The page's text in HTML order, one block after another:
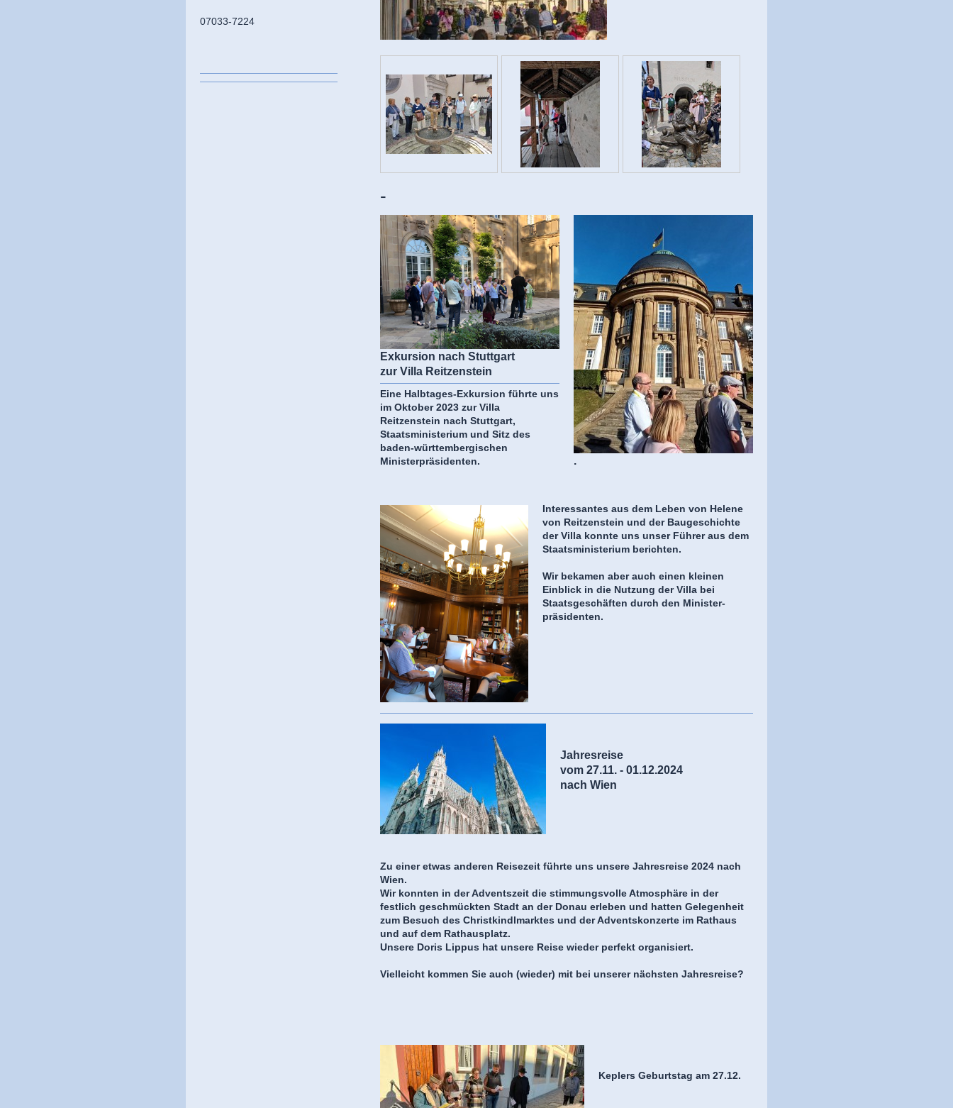
-
Exkursion nach Stuttgart
zur Villa Reitzenstein
Eine Halbtages-Exkursion führte uns
im Oktober 2023 zur Villa
Reitzenstein nach Stuttgart,
Staatsministerium und Sitz des
baden-württembergischen
Ministerpräsidenten.
.
Interessantes aus dem Leben von Helene
von Reitzenstein und der Baugeschichte
der Villa konnte uns unser Führer aus dem
Staatsministerium berichten.
Wir bekamen aber auch einen kleinen
Einblick in die Nutzung der Villa bei
Staatsgeschäften durch den Minister-
präsidenten.
Jahresreise
vom 27.11. - 01.12.2024
nach Wien
Zu einer etwas anderen Reisezeit führte uns unsere Jahresreise 2024 nach
Wien.
Wir konnten in der Adventszeit die stimmungsvolle Atmosphäre in der
festlich geschmückten Stadt an der Donau erleben und hatten Gelegenheit
zum Besuch des Christkindlmarktes und der Adventskonzerte im Rathaus
und auf dem Rathausplatz.
Unsere Doris Lippus hat unsere Reise wieder perfekt organisiert.
Vielleicht kommen Sie auch (wieder) mit bei unserer nächsten Jahresreise?
Keplers Geburtstag am 27.12.
07033-7224